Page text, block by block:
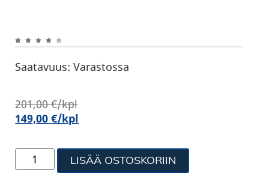
Saatavuus: Varastossa
201,00€/kpl
149,00€/kpl
LISÄÄ OSTOSKORIIN